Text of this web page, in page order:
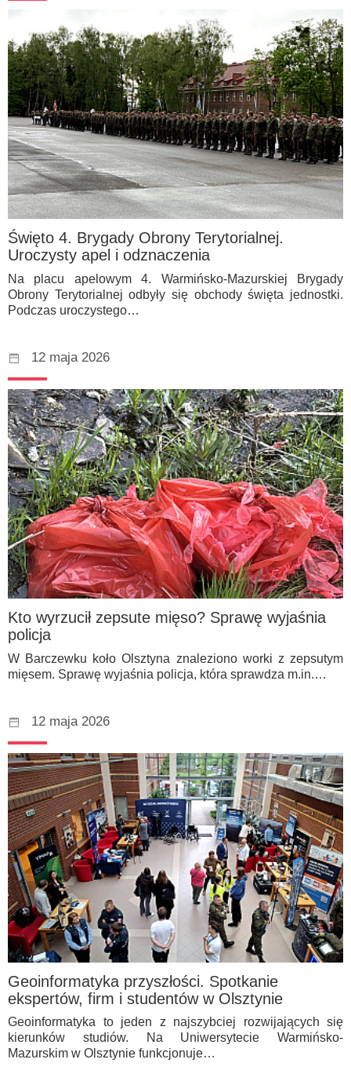
Święto 4. Brygady Obrony Terytorialnej.
Uroczysty apel i odznaczenia
Na placu apelowym 4. Warmińsko-Mazurskiej Brygady
Obrony Terytorialnej odbyły się obchody święta jednostki.
Podczas uroczystego…
12 maja 2026
Kto wyrzucił zepsute mięso? Sprawę wyjaśnia
policja
W Barczewku koło Olsztyna znaleziono worki z zepsutym
mięsem. Sprawę wyjaśnia policja, która sprawdza m.in.…
12 maja 2026
Geoinformatyka przyszłości. Spotkanie
ekspertów, firm i studentów w Olsztynie
Geoinformatyka to jeden z najszybciej rozwijających się
kierunków studiów. Na Uniwersytecie Warmińsko-
Mazurskim w Olsztynie funkcjonuje…